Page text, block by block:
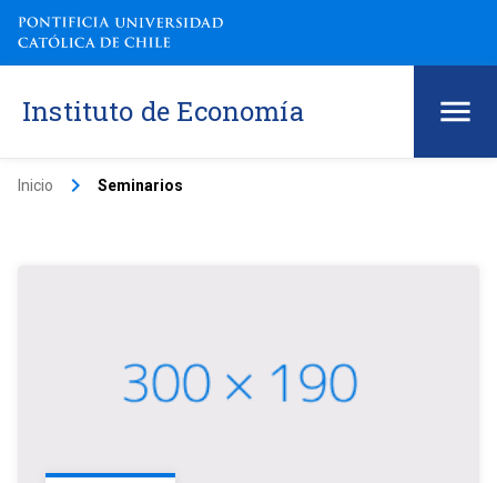
Instituto de Economía
Inicio keyboard_arrow_right Seminarios